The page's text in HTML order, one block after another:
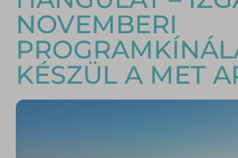
NOVEMBERI
KÉSZÜL A MET